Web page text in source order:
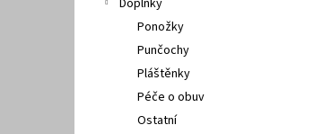
Doplňky
Ponožky
Punčochy
Pláštěnky
Péče o obuv
Ostatní